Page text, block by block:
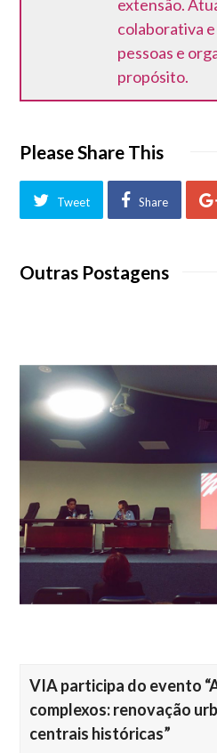
extensão.
colaborativa
pessoas e
propósito.
Please Share This
Tweet Share
Outras Postagens
VIA participa do evento
complexos: renovação
centrais históricas”